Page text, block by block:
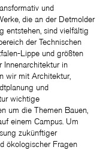
und
die an der Detmolder
entstehen, sind vielfältig
der Technischen
Lippe und größten
Innenarchitektur in
wir mit Architektur,
und
wichtige
um die Themen Bauen,
einem Campus. Um
zukünftiger
ökologischer Fragen